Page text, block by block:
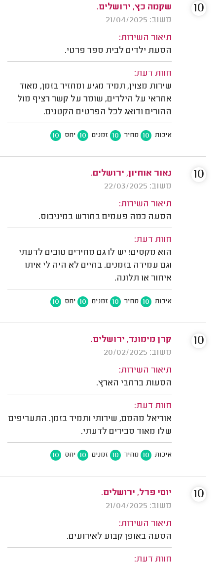
שקמה כץ, ירושלים.
משוב: 21/04/2025
תיאור השירות:
הסעת ילדים לבית ספר פרטי.
חוות דעת:
שירות מצוין, תמיד מגיע ומחזיר בזמן, מאוד
אחראי על הילדים, שומר על קשר רציף מול
ההורים ודואג לכל הפרטים הקטנים.
איכות 10 מחיר 10 זמנים 10 יחס 10
10
נאור אוחיון, ירושלים.
משוב: 22/03/2025
תיאור השירות:
הסעה כמה פעמים בחודש במיניבוס.
חוות דעת:
הוא מקסים! יש לו גם מחירים טובים לדעתי
וגם עמידה בזמנים. בחיים לא היה לי איתו
איחור או תלונה.
איכות 10 מחיר 10 זמנים 10 יחס 10
10
קרן מימונד, ירושלים.
משוב: 20/02/2025
תיאור השירות:
הסעות ברחבי הארץ.
חוות דעת:
אוריאל מהמם, שירותי ותמיד בזמן. התעריפים
שלו מאוד סבירים לדעתי.
איכות 10 מחיר 10 זמנים 10 יחס 10
10
יוסי פרל, ירושלים.
משוב: 21/04/2025
תיאור השירות:
הסעה באופן קבוע לאירועים.
חוות דעת:
10